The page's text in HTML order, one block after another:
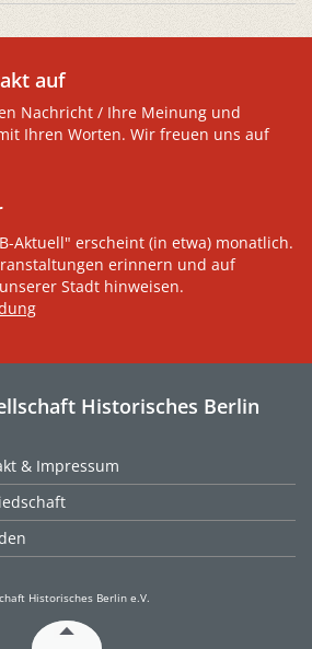
auf
Nachricht / Ihre Meinung und
Ihren Worten. Wir freuen uns auf
Aktuell" erscheint (in etwa) monatlich.
erinnern und auf
Stadt hinweisen.
Historisches Berlin
& Impressum
Historisches Berlin e.V.